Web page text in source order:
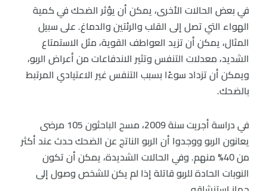
في بعض الحالات الأخرى، يمكن أن يؤثر الضحك في كمية
الهواء التي تصل إلى القلب والرئتين والدماغ. على سبيل
المثال، يمكن أن تزيد العواطف القوية، مثل الاستمتاع
الشديد، معدلات التنفس وتثير الاندفاعات من أعراض الربو،
ويمكن أن تزداد سوءًا بسبب التنفس غير الاعتيادي المرتبط
بالضحك.
في دراسة أجريت سنة 2009، مسح الباحثون 105 مرضى
يعانون الربو ووجدوا أن الربو الناتج عن الضحك حدث عند أكثر
من 40% منهم. وفي الحالات الشديدة، يمكن أن تكون
النوبات الحادة للربو قاتلة إذا لم يكن للشخص وصول إلى